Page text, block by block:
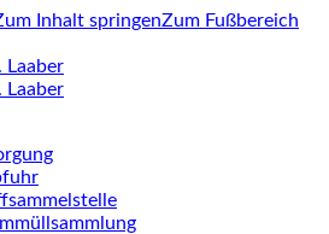
Inhalt springenZum Fußbereich